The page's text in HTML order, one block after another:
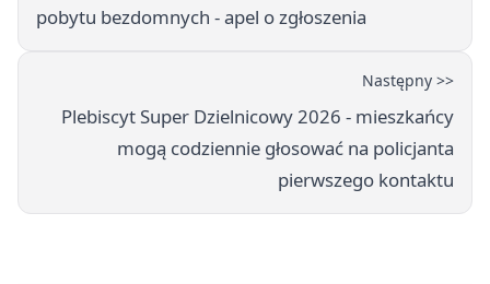
pobytu bezdomnych - apel o zgłoszenia
Następny >>
Plebiscyt Super Dzielnicowy 2026 - mieszkańcy
mogą codziennie głosować na policjanta
pierwszego kontaktu